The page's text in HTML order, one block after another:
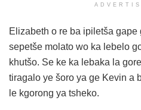
Elizabeth o re ba ipiletša
sepetše molato wo ka lebelo
khutšo. Se ke ka lebaka la
tiragalo ye šoro ya ge Kevin a
le kgorong ya tsheko.